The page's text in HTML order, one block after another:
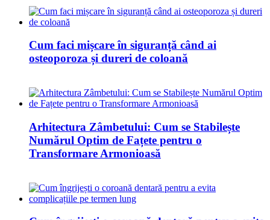
Cum faci mișcare în siguranță când ai
osteoporoza și dureri de coloană
Arhitectura Zâmbetului: Cum se Stabilește
Numărul Optim de Fațete pentru o
Transformare Armonioasă